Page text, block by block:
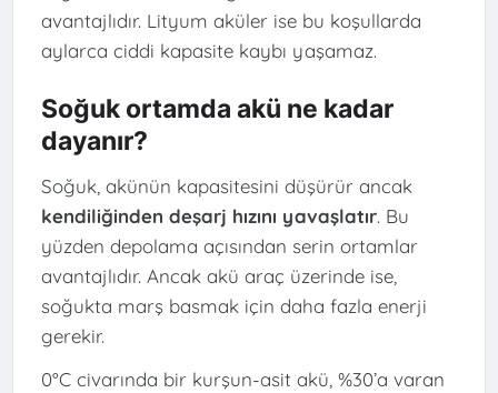
avantajlıdır. Lityum aküler ise bu koşullarda
aylarca ciddi kapasite kaybı yaşamaz.
Soğuk ortamda akü ne kadar
dayanır?
Soğuk, akünün kapasitesini düşürür ancak
kendiliğinden deşarj hızını yavaşlatır. Bu
yüzden depolama açısından serin ortamlar
avantajlıdır. Ancak akü araç üzerinde ise,
soğukta marş basmak için daha fazla enerji
gerekir.
0°C civarında bir kurşun-asit akü, %30’a varan